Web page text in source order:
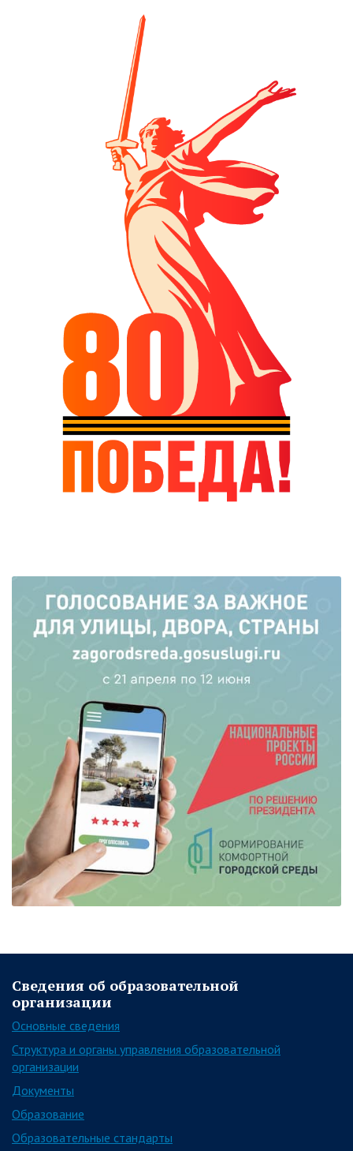
Сведения об образовательной
организации
Основные сведения
Структура и органы управления образовательной
организации
Документы
Образование
Образовательные стандарты